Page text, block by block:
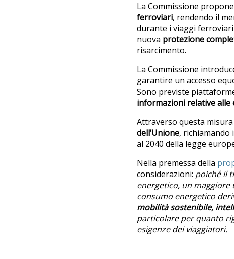
La Commissione
ferroviari, rendendo il
durante i viaggi
nuova protezione
risarcimento.
La Commissione
garantire un accesso
Sono previste
informazioni relative alle
Attraverso questa
dell’Unione, richiamando
al 2040 della legge
Nella premessa della
considerazioni: poichéil
energetico, un
consumo energetico
mobilitàsostenibile,
particolare per quanto
esigenze dei viaggiatori.